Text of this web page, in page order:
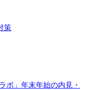
策
ボ」年末年始の内見・